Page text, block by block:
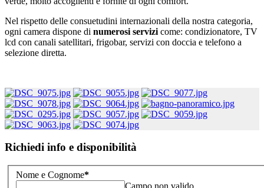
Nel rispetto delle consuetudini internazionali della nostra categoria,
ogni camera dispone di numerosi servizi come: condizionatore, TV
lcd con canali satellitari, frigobar, servizi con doccia e telefono a
selezione diretta.
Richiedi info e disponibilità
Nome e Cognome*
Campo non valido